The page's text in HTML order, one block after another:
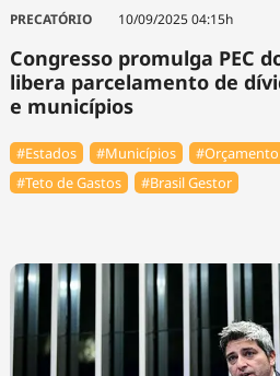
Cinema
Infraestrutura
PRECATÓRIO 10/09/2025 04:15h
Congresso promulga PEC
libera parcelamento de
e municípios
#Estados #Municípios #Orçamento
#Teto de Gastos
#Brasil Gestor